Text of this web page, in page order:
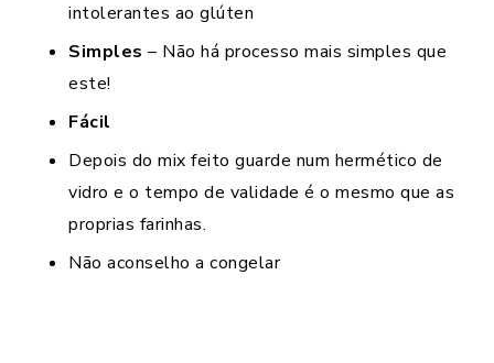
intolerantes ao glúten
Simples – Não há processo mais simples que
este!
Fácil
Depois do mix feito guarde num hermético de
vidro e o tempo de validade é o mesmo que as
proprias farinhas.
Não aconselho a congelar